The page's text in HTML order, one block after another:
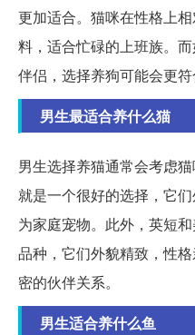
更加适合。猫咪在性格上
料，适合忙碌的上班族。
伴侣，选择养狗可能会更符
男生最适合养什么猫
男生选择养猫通常会考虑
就是一个很好的选择，它
为家庭宠物。此外，英短
品种，它们外貌精致，性
密的伙伴关系。
男生适合养什么鱼